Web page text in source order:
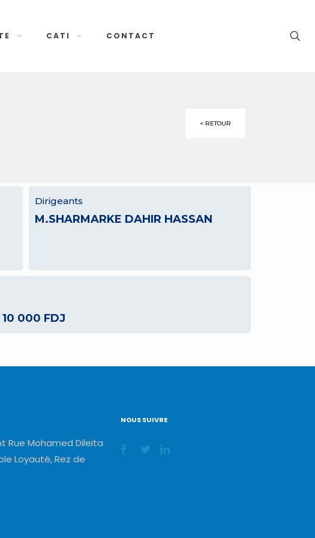
CATI CONTACT
< RETOUR
Dirigeants
M.SHARMARKE DAHIR HASSAN
000 FDJ
Rue Mohamed Dileita
Loyauté, Rez de
NOUS SUIVRE